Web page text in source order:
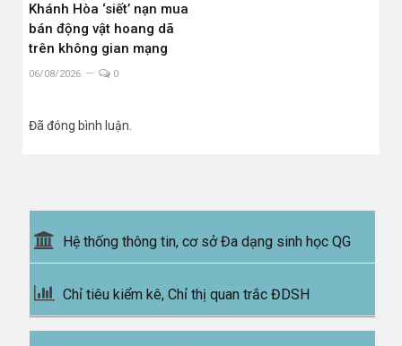
Khánh Hòa ‘siết’ nạn mua
bán động vật hoang dã
trên không gian mạng
06/08/2026 0
Đã đóng bình luận.
Hệ thống thông tin, cơ sở Đa dạng sinh học QG
Chỉ tiêu kiểm kê, Chỉ thị quan trắc ĐDSH